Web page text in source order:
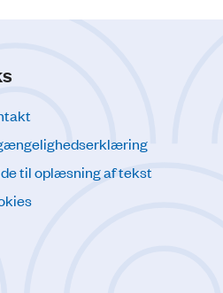
til oplæsning af tekst